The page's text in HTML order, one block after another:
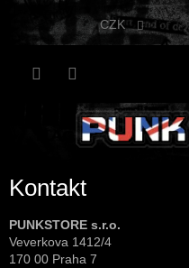
Přejít
CZK
Kontakt
PUNKSTORE s.r.o.
Veverkova 1412/4
170 00 Praha 7